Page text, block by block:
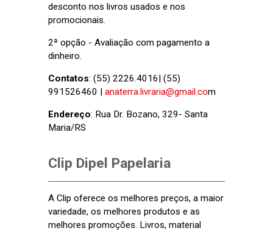
desconto nos livros usados e nos
promocionais.
2ª opção - Avaliação com pagamento a
dinheiro.
Contatos: (55) 2226.4016| (55)
991526460 | anaterra.livraria@gmail.com
Endereço: Rua Dr. Bozano, 329- Santa
Maria/RS
Clip Dipel Papelaria
A Clip oferece os melhores preços, a maior
variedade, os melhores produtos e as
melhores promoções. Livros, material